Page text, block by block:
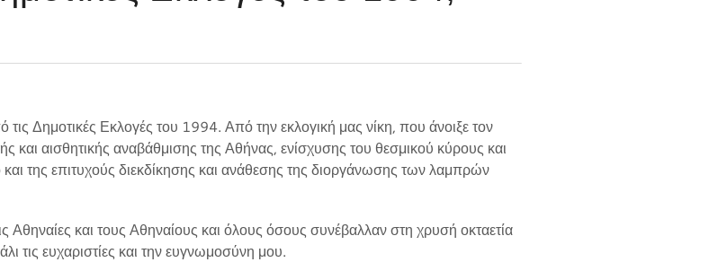
Δημοτικές Εκλογές του 1994. Από την εκλογική μας νίκη, που άνοιξε τον
και αισθητικής αναβάθμισης της Αθήνας, ενίσχυσης του θεσμικού κύρους και
της επιτυχούς διεκδίκησης και ανάθεσης της διοργάνωσης των λαμπρών
Αθηναίες και τους Αθηναίους και όλους όσους συνέβαλλαν στη χρυσή οκταετία
ευχαριστίες και την ευγνωμοσύνη μου.